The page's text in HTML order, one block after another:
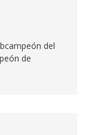
del
de